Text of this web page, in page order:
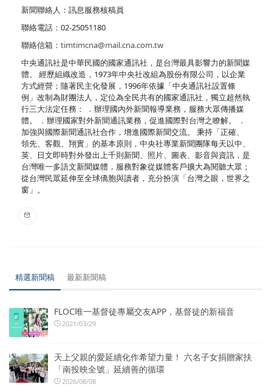
新聞聯絡人：訊息服務核稿員
聯絡電話：02-25051180
聯絡信箱： timtimcna@mail.cna.com.tw
中央通訊社是中華民國的國家通訊社，是台灣最具影響力的新聞媒
體。 經歷組織改造，1973年中央社改組為股份有限公司，以企業
方式經營；隨著民主化發展，1996年依據「中央通訊社設置條
例」改制為財團法人，定位為全民共有的國家通訊社，獨立超然執
行三大法定任務： ．辦理國內外新聞報導業務，服務大眾傳播媒
體。 ．辦理國家對外新聞通訊業務，促進國際對台灣之瞭解。 ．
加強與國際新聞通訊社合作，增進國際新聞交流。 秉持「正確、
領先、客觀、翔實」的基本原則，中央社專業新聞團隊每天以中、
英、日文即時對外發出上千則新聞、照片、圖表、影音與資訊，是
台灣唯一多語文新聞媒體，服務對象從媒體客戶擴大為閱聽大眾；
從台灣民眾延伸至全球僑胞與讀者，充分扮演「台灣之眼，世界之
窗」。
精選新聞稿 最新新聞稿
FLOC唯一基督徒專屬交友APP，基督徒的新福音
2021/03/29
天上父親的愛延續化作希望力量！ 六名子女捐贈家扶
「南投映全號」延續善的循環
2026/08/08